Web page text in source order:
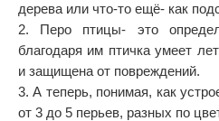
дерева или что-то ещё- как
2. Перо птицы- это
благодаря им птичка умеет
и защищена от повреждений.
3. А теперь, понимая, как
от 3 до 5 перьев, разных по